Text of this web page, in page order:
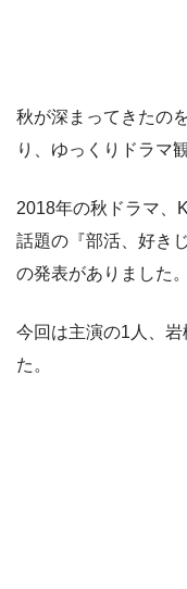
秋が深まってきたの
り、ゆっくりドラマ
2018年の秋ドラマ、
話題の『部活、好き
の発表がありました。
今回は主演の1人、
た。